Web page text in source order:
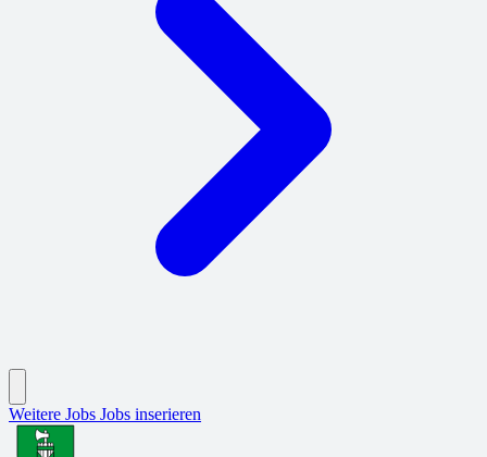
Weitere Jobs Jobs inserieren